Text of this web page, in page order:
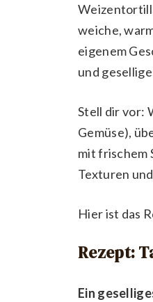
weiche,
eigenem
und
Stell dir vor:
Gemüse),
mit frischem
Texturen
Hier ist das
Rezept:
Ein